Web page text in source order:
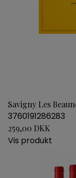
Savigny Les
3760191286283
259,00 DKK
Vis produkt